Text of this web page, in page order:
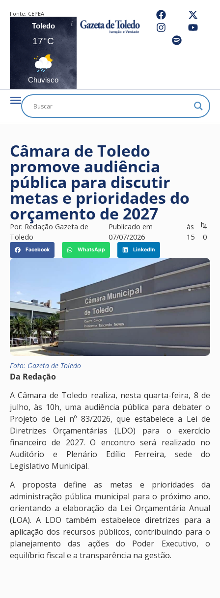
Fonte: CEPEA
Toledo
17°C
Chuvisco
Câmara de Toledo
promove audiência
pública para discutir
metas e prioridades do
orçamento de 2027
Por: Redação Gazeta de
Toledo
Publicado em
07/07/2026
às
15
h4
0
Facebook WhatsApp LinkedIn
Foto: Gazeta de Toledo
Da Redação
A Câmara de Toledo realiza, nesta quarta-feira, 8 de
julho, às 10h, uma audiência pública para debater o
Projeto de Lei nº 83/2026, que estabelece a Lei de
Diretrizes Orçamentárias (LDO) para o exercício
financeiro de 2027. O encontro será realizado no
Auditório e Plenário Edílio Ferreira, sede do
Legislativo Municipal.
A proposta define as metas e prioridades da
administração pública municipal para o próximo ano,
orientando a elaboração da Lei Orçamentária Anual
(LOA). A LDO também estabelece diretrizes para a
aplicação dos recursos públicos, contribuindo para o
planejamento das ações do Poder Executivo, o
equilíbrio fiscal e a transparência na gestão.